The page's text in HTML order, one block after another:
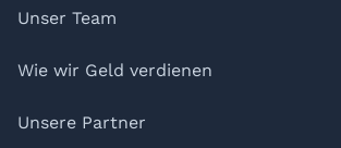
Unser Team
Wie wir Geld verdienen
Unsere Partner